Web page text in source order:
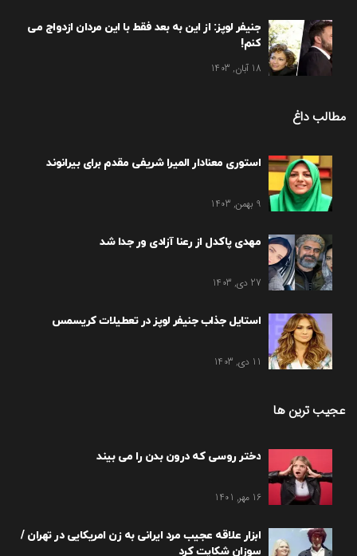
جنیفر لوپز: از این به بعد فقط با این مردان ازدواج می
کنم!
18 آبان, 1403
مطالب داغ
استوری معنادار المیرا شریفی مقدم برای بیرانوند
9 بهمن, 1403
مهدی پاکدل از رعنا آزادی ور جدا شد
27 دی, 1403
استایل جذاب جنیفر لوپز در تعطیلات کریسمس
11 دی, 1403
عجیب ترین ها
دختر روسی که درون بدن را می بیند
16 مهر, 1401
ابزار علاقه عجیب مرد ایرانی به زن امریکایی در تهران /
سوزان شکایت کرد